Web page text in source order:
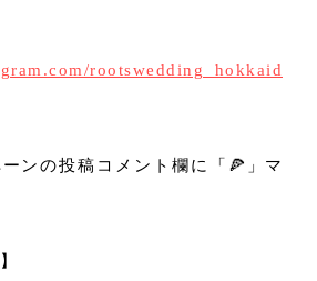
rootswedding_hokkaid
ンの投稿コメント欄に「🍕」マ